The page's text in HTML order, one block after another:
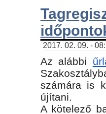
2017. 02. 09. -
Az alábbi
számára is
újítani.
​A kötelező